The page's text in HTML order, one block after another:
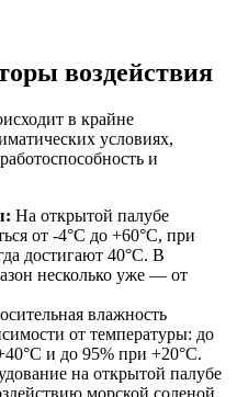
воздействия
в крайне
условиях,
и
На открытой палубе
от -4°C до +60°C, при
достигают 40°C. В
несколько уже — от
влажность
от температуры: до
и до 95% при +20°C.
на открытой палубе